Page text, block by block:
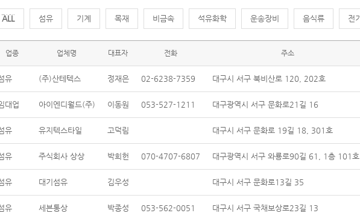
전체 섬유 기계 목재 비금속 석유화학 운송장비 음식류 전기
업종 업체명 대표자 전화 주소
유 (주)산테텍스 정재은 02-6238-7359 대구시 서구 북비산로 120, 202호
대업 아이엔디월드(주) 이동원 053-527-1211 대구광역시 서구 문화로21길 16
유 유지텍스타일 고덕림 대구시 서구 문화로 19길 18, 301호
유 주식회사 상상 박희헌 070-4707-6807 대구광역시 서구 와룡로90길 61, 1층 101호
유 대기섬유 김우성 대구시 서구 문화로13길 35
유 세븐통상 박종성 053-562-0051 대구시 서구 국채보상로23길 13